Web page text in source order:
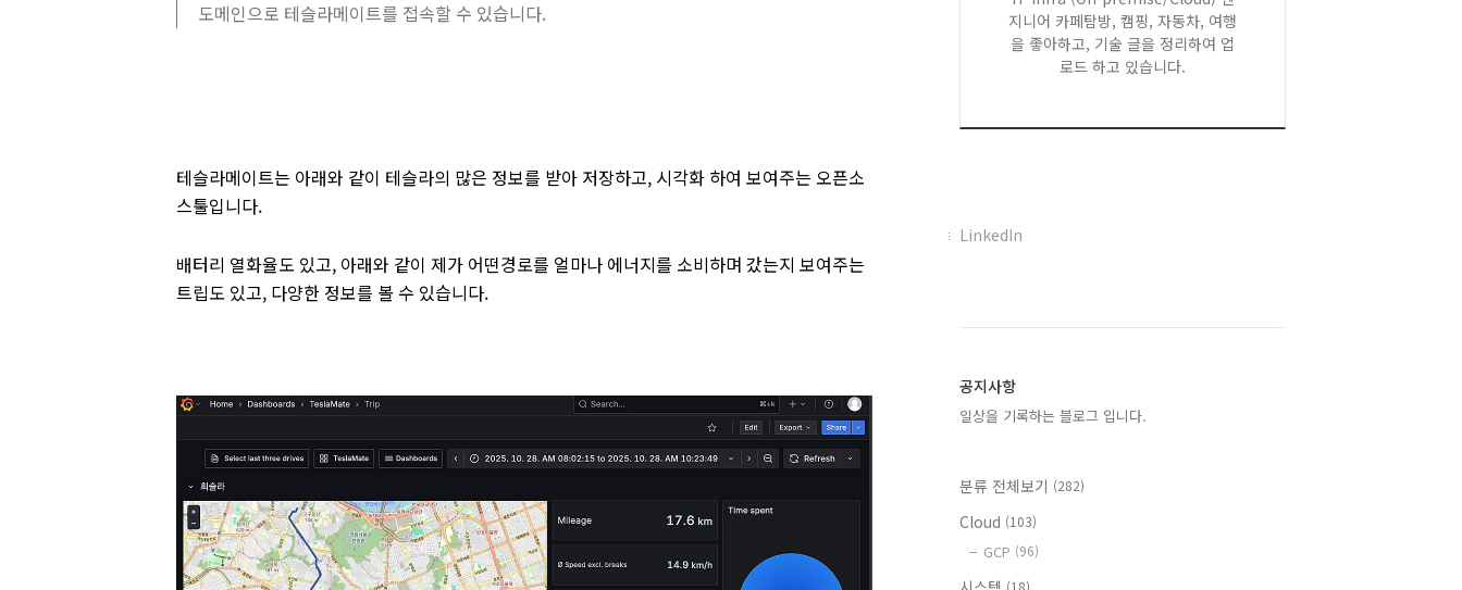
도메인으로 테슬라메이트를 접속할 수 있습니다.
테슬라메이트는 아래와 같이 테슬라의 많은 정보를 받아 저장하고, 시각화 하여 보여주는 오픈소
스툴입니다.
배터리 열화율도 있고, 아래와 같이 제가 어떤경로를 얼마나 에너지를 소비하며 갔는지 보여주는
트립도 있고, 다양한 정보를 볼 수 있습니다.
지니어 카페탐방, 캠핑, 자동차, 여행
을 좋아하고, 기술 글을 정리하여 업
로드 하고 있습니다.
페
플
러
그
LinkedIn
공지사항
일상을 기록하는 블로그 입니다.
분류 전체보기 (282)
Cloud (103)
GCP (96)
(18)